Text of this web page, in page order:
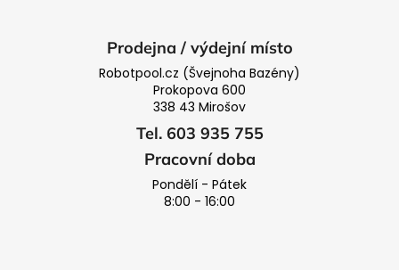
Prodejna / výdejní místo
Robotpool.cz (Švejnoha Bazény)
Prokopova 600
338 43 Mirošov
Tel. 603 935 755
Pracovní doba
Pondělí - Pátek
8:00 - 16:00